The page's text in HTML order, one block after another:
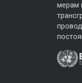
мерам